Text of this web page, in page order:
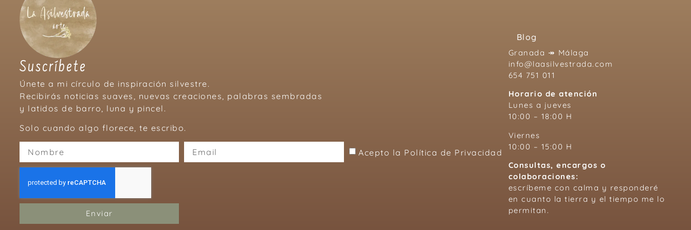
Suscríbete
Únete a mi círculo de inspiración silvestre.
Recibirás noticias suaves, nuevas creaciones, palabras sembradas
y latidos de barro, luna y pincel.
Solo cuando algo florece, te escribo.
Acepto la Política de Privacidad
Enviar
Blog
Granada ↠ Málaga
info@laasilvestrada.com
654 751 011
Horario de atención
Lunes a jueves
10:00 – 18:00 H
Viernes
10:00 – 15:00 H
Consultas, encargos o
colaboraciones:
escríbeme con calma y responderé
en cuanto la tierra y el tiempo me lo
permitan.